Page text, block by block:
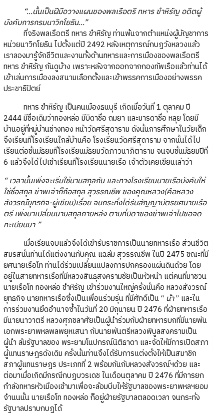
“...นั้นเป็นฝีมือวางแผนของพลเรือตรี ทหาร ขำหิรัญ อดีตผู้
บังคับการกรมนาวิกโยธิน...”
ที่จริงพลเรือตรี ทหาร ขำหิรัญ ท่านพ้นจากตำแหน่งผู้บัญชาการ
หน่วยนาวิกโยธิน ไปตั้งแต่ปี 2492 หลังเหตุการณ์กบฏวังหลวงแล้ว
เราลองมารู้จักชีวิตและงานทั้งด้านทหารและการเมืองของพลเรือตรี
ทหาร ขำหิรัญ กันดูบ้าง เพราะหลังจากออกจากกองทัพเรือแล้วท่านได้
เข้าเล่นการเมืองลงสนามเลือกตั้งและเข้าพรรคการเมืองอย่างพรรค
ประชาธิปัตย์
ทหาร ขำหิรัญ เป็นคนเมืองธนบุรี เกิดเมื่อวันที่ 1 ตุลาคม ปี
2444 มีชื่อเดิมว่าทองหล่อ มีบิดาชื่อ ถมยา และมารดาชื่อ หลุย โดยมี
บ้านอยู่ที่หมู่บ้านช่างทอง หน้าวัดศรีสุดาราม ดังนั้นการศึกษาในวัยเด็ก
จึงเรียนที่โรงเรียนใกล้บ้านคือ โรงเรียนวัดศรีสุดาราม จากนั้นได้ไป
เรียนต่อชั้นมัธยมที่โรงเรียนมัธยมวัดภาวนาภิตาราม จนจบชั้นมัธยมปีที่
6 แล้วจึงได้ไปเข้าเรียนที่โรงเรียนนายเรือ เจ้าตัวเคยเขียนเล่าว่า
“ เวลานั้นเพิ่งจะเริ่มใช้นามสกุลกัน และทางโรงเรียนนายเรือบังคับให้
ใช้ชื่อสกุล ข้าพเจ้าก็ถือสกุล สุวรรณชีพ ของคุณหลวง(คือหลวง
สังวรณ์ยุทธกิจ-ผู้เขียน)เรื่อย จนกระทั่งได้รับสัญญาบัตรยศนายเรือ
ตรี เพิ่งมาเปลี่ยนนามสกุลภายหลัง ตามที่บิดาของข้าพเจ้าไปขอจด
ทะเบียนมา ”
เมื่อเรียนจบแล้วจึงได้เข้ารับราชการเป็นนายทหารเรือ ส่วนชีวิต
สมรสนั้นท่านได้แต่งงานกับคุณ แฉล้ม สุวรรณชีพ ในปี 2475 ขณะที่มี
ยศนายเรือโท ท่านได้ร่วมเปลี่ยนแปลงการปกครองแผ่นดินด้วย โดย
อยู่ในสายทหารเรือที่มีหลวงสินธุสงครามชัยเป็นหัวหน้า แต่คนที่มาชวน
นายเรือโท ทองหล่อ ขำหิรัญ เข้าร่วมงานใหญ่ครั้งนั้นคือ หลวงสังวรณ์
ยุทธกิจ นายทหารเรือซึ่งเป็นเพื่อนร่วมรุ่น ที่มีศักดิ์เป็น “ น้า” และใน
การร่วมงานยึดอำนาจซ้ำในวันที่ 20 มิถุนายน ปี 2476 ที่ฝ่ายทหารเรือ
มีนายนาวาตรี หลวงศุภชลาศัยเป็นผู้นำร่วมกับฝ่ายทหารบกที่มีนายพัน
เอกพระยาพหลพลพยุหเสนา กับนายพันตรีหลวงพิบูลสงครามเป็น
ผู้นำ ล้มรัฐบาลของ พระยามโนปกรณ์นิติธาดา และจัดให้มีการเปิดสภา
ผู้แทนราษฎรดังเดิม ครั้งนั้นท่านจึงได้รับการแต่งตั้งให้เป็นสมาชิก
สภาผู้แทนราษฎร ประเภทที่ 2 พร้อมกันกับหลวงสังวรณ์ฯด้วย และ
ต่อมาเมื่อเกิดมีกรณีกบฏบวรเดช ในเดือนตุลาคม ปี 2476 ที่มีการยก
กำลังทหารหัวเมืองเข้ามาเพื่อจะล้อมบีบให้รัฐบาลของพระยาพหลฯยอม
จำนนนั้น นายเรือโท ทองหล่อ ก็อยู่ฝ่ายรัฐบาลตลอดเวลา จนกระทั่ง
รัฐบาลปราบกบฏได้